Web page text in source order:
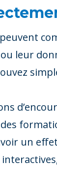
leur
un